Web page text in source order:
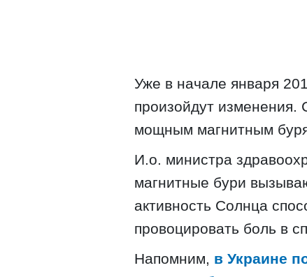
Уже в начале января
произойдут изменения.
мощным магнитным
И.о. министра
магнитные бури
активность Солнца
провоцировать боль в
Напомним, в Украине